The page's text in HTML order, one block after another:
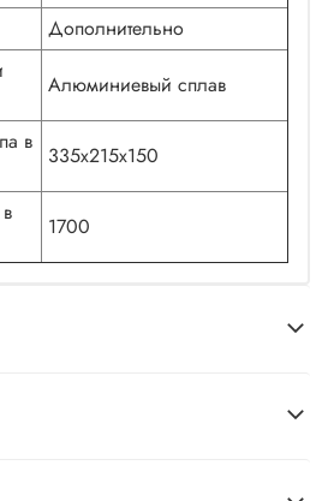
Дополнительно
Алюминиевый сплав
в
335х215х150
1700